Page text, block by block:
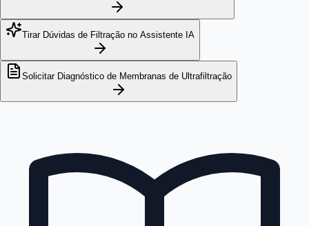
Tirar Dúvidas de Filtração no Assistente IA
Solicitar Diagnóstico de Membranas de Ultrafiltração